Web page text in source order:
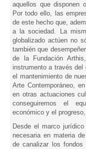
aquellos que disponen
Por todo ello, las
de este hecho que,
a la sociedad. La
globalizado actúen no
también que
de la Fundación
instrumento a través del
el mantenimiento de
Arte Contemporáneo,
en otras actuaciones
conseguiremos el
económico y el
Desde el marco
necesaria en materia
de canalizar los fondos